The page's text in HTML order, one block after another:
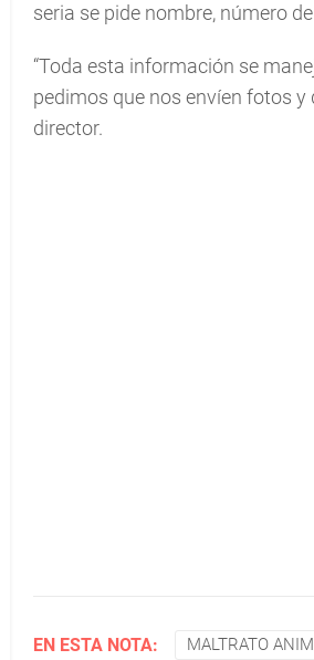
seria se pide nombre, número
“Toda esta información se
pedimos que nos envíen fotos y
director.
EN ESTA NOTA: MALTRATO